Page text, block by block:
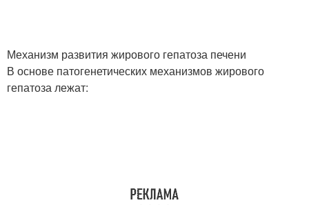
Механизм развития жирового гепатоза печени
В основе патогенетических механизмов жирового
гепатоза лежат: